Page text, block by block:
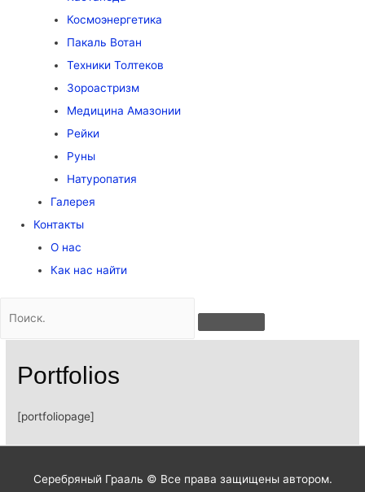
Космоэнергетика
Пакаль Вотан
Техники Толтеков
Зороастризм
Медицина Амазонии
Рейки
Руны
Натуропатия
Галерея
Контакты
О нас
Как нас найти
Portfolios
[portfoliopage]
Серебряный Грааль © Все права защищены автором.